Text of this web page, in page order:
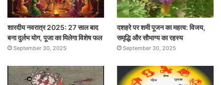
शारदीय नवरात्र 2025: 27 साल बाद
बना दुर्लभ योग, पूजा का मिलेगा विशेष फल
September 30, 2025
दशहरे पर शमी पूजन का महत्व: विजय,
समृद्धि और सौभाग्य का रहस्य
September 30, 2025